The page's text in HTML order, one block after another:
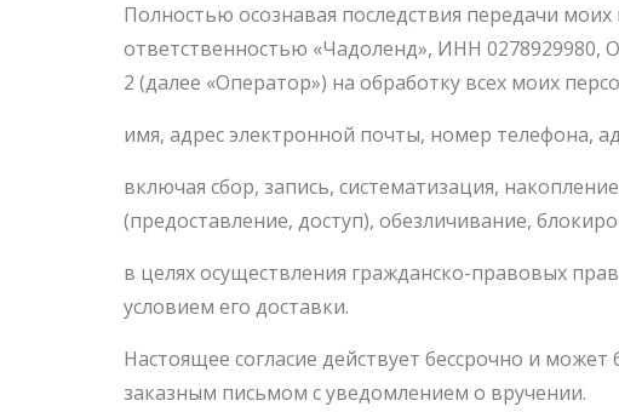
Полностью осознавая последствия передачи
ответственностью «Чадоленд», ИНН 0278929980,
2 (далее «Оператор») на обработку всех моих
имя, адрес электронной почты, номер телефона,
включая сбор, запись, систематизация,
(предоставление, доступ), обезличивание,
в целях осуществления гражданско-правовых
условием его доставки.
Настоящее согласие действует бессрочно и
заказным письмом с уведомлением о вручении.